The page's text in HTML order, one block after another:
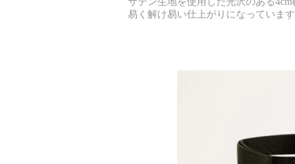
易く解け易い仕上がりになっていま